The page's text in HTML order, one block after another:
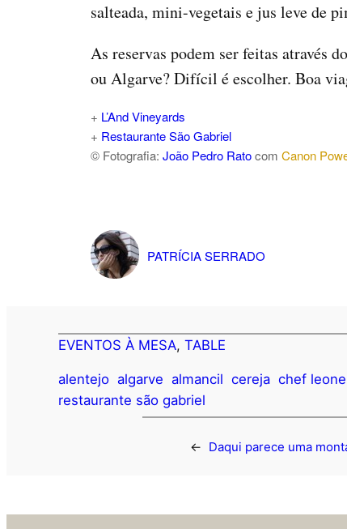
salteada, mini-vegetais e jus leve de
As reservas podem ser feitas através
ou Algarve? Difícil é escolher. Boa
+ L’And Vineyards
+ Restaurante São Gabriel
© Fotografia: João Pedro Ratocom Canon
PATRÍCIA SERRADO
EVENTOS À MESA, TABLE
alentejo algarve almancil cereja chef
restaurante são gabriel
← Daqui parece uma